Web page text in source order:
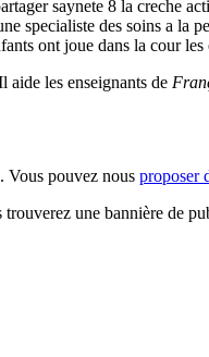
saynete 8 la creche
des soins a la
ont joue dans la cour les
les enseignants de
Vous pouvez nous proposer
une bannière de